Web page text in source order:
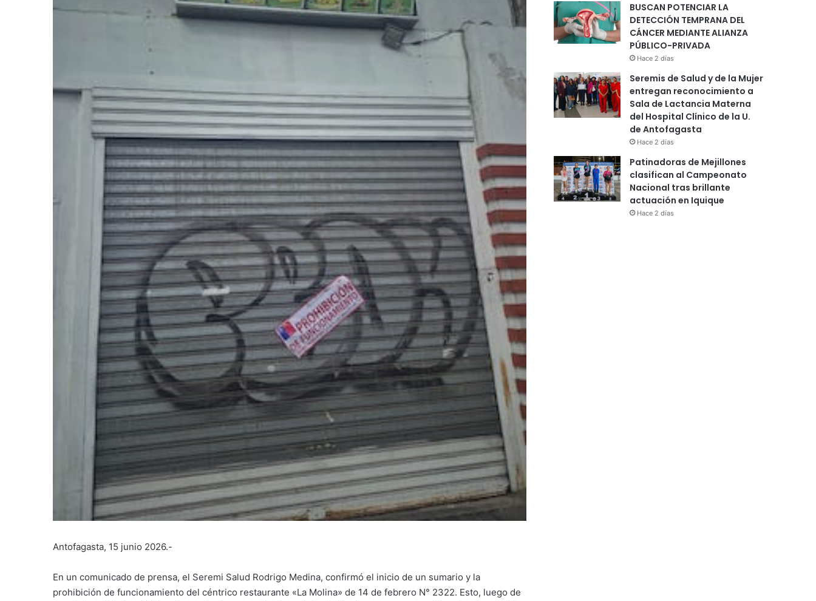
Antofagasta, 15 junio 2026.-
En un comunicado de prensa, el Seremi Salud Rodrigo Medina, confirmó el inicio de un sumario y la
prohibición de funcionamiento del céntrico restaurante «La Molina» de 14 de febrero N° 2322. Esto, luego de
BUSCAN POTENCIAR LA
DETECCIÓN TEMPRANA DEL
CÁNCER MEDIANTE ALIANZA
PÚBLICO-PRIVADA
Hace 2 días
Seremis de Salud y de la Mujer
entregan reconocimiento a
Sala de Lactancia Materna
del Hospital Clínico de la U.
de Antofagasta
Hace 2 días
Patinadoras de Mejillones
clasifican al Campeonato
Nacional tras brillante
actuación en Iquique
Hace 2 días